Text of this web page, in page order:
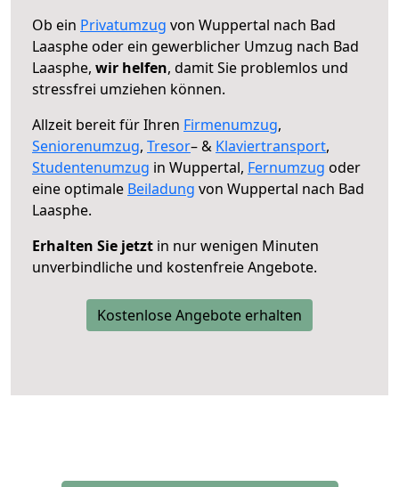
Ob ein Privatumzug von Wuppertal nach Bad
Laasphe oder ein gewerblicher Umzug nach Bad
Laasphe, wir helfen, damit Sie problemlos und
stressfrei umziehen können.
Allzeit bereit für Ihren Firmenumzug,
Seniorenumzug, Tresor– & Klaviertransport,
Studentenumzug in Wuppertal, Fernumzug oder
eine optimale Beiladung von Wuppertal nach Bad
Laasphe.
Erhalten Sie jetzt in nur wenigen Minuten
unverbindliche und kostenfreie Angebote.
Kostenlose Angebote erhalten